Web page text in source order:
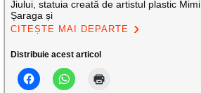
Jiului, statuia creată de artistul plastic Mimi
Șaraga și
CITEȘTE MAI DEPARTE
Distribuie acest articol